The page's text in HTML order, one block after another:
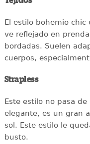
El estilo bohemio
ve reflejado en
bordadas. Suelen
cuerpos,
Strapless
Este estilo no pasa
elegante, es un gran
sol. Este estilo le
busto.